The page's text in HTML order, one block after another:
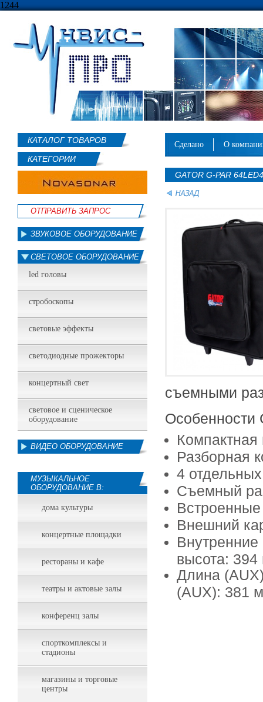
1244
КАТАЛОГ ТОВАРОВ
КАТЕГОРИИ
ОТПРАВИТЬ ЗАПРОС
ЗВУКОВОЕ ОБОРУДОВАНИЕ
СВЕТОВОЕ ОБОРУДОВАНИЕ
led головы
стробоскопы
световые эффекты
светодиодные прожекторы
концертный свет
световое и сценическое
оборудование
ВИДЕО ОБОРУДОВАНИЕ
МУЗЫКАЛЬНОЕ
ОБОРУДОВАНИЕ В:
дома культуры
концертные площадки
рестораны и кафе
театры и актовые залы
конференц залы
спорткомплексы и
стадионы
магазины и торговые
центры
сделано о
GATOR G-PAR
съемными
Особенности
Компактная
Разборная
4
Съемный
Внешний
высота:
Длина
(AUX): 381